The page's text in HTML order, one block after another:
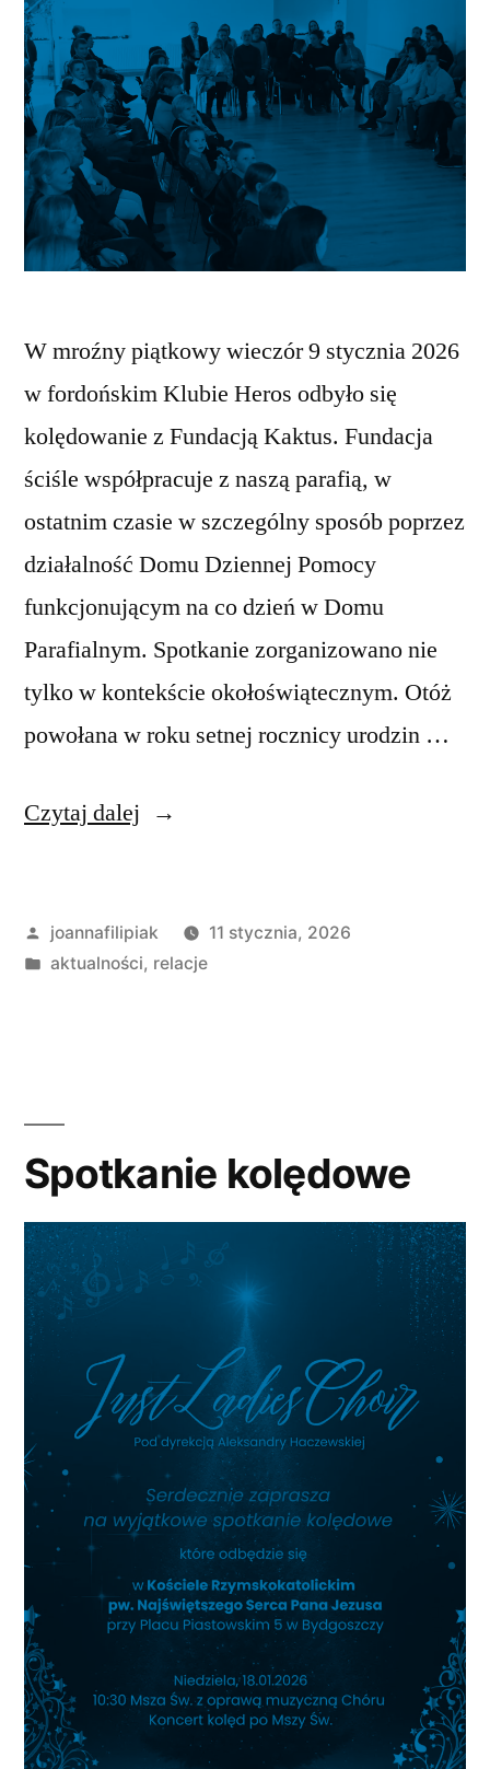
W mroźny piątkowy wieczór 9 stycznia 2026
w fordońskim Klubie Heros odbyło się
kolędowanie z Fundacją Kaktus. Fundacja
ściśle współpracuje z naszą parafią, w
ostatnim czasie w szczególny sposób poprzez
działalność Domu Dziennej Pomocy
funkcjonującym na co dzień w Domu
Parafialnym. Spotkanie zorganizowano nie
tylko w kontekście okołoświątecznym. Otóż
powołana w roku setnej rocznicy urodzin …
Czytaj dalej „Kolędowanie
Kaktus”
Opublikowane
przez
joannafilipiak
11 stycznia, 2026
Opublikowano
aktualności, relacje
Spotkanie kolędowe